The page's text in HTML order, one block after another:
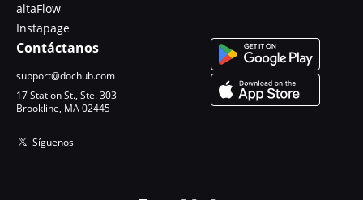
altaFlow
Instapage
Contáctanos
support@dochub.com
17 Station St., Ste. 303
Brookline, MA 02445
Síguenos